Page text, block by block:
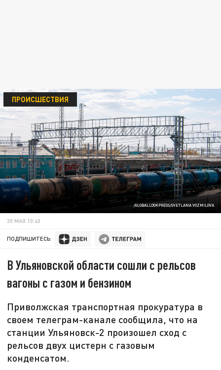
/GLOBALLOOKPRESS/SVETLANA VOZMILOVA
ПРОИСШЕСТВИЯ
30 МАЯ 10:40
ПОДПИШИТЕСЬ:
В Ульяновской области сошли с рельсов
вагоны с газом и бензином
Приволжская транспортная прокуратура в
своем телеграм-канале сообщила, что на
станции Ульяновск-2 произошел сход с
рельсов двух цистерн с газовым
конденсатом.